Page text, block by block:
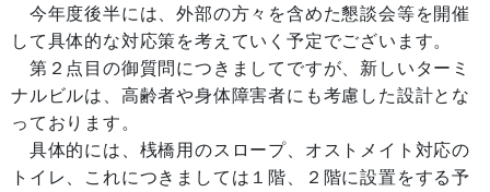
今年度後半には、外部の方々を含めた懇談会等を開催
して具体的な対応策を考えていく予定でございます。
第２点目の御質問につきましてですが、新しいターミ
ナルビルは、高齢者や身体障害者にも考慮した設計とな
っております。
具体的には、桟橋用のスロープ、オストメイト対応の
トイレ、これにつきましては１階、２階に設置をする予